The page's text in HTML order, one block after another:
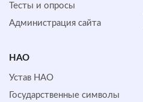
Тесты и опросы
Администрация сайта
НАО
Устав НАО
Государственные символы